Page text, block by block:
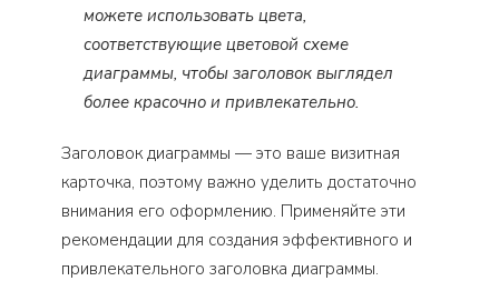
можете использовать цвета,
соответствующие цветовой схеме
диаграммы, чтобы заголовок выглядел
более красочно и привлекательно.
Заголовок диаграммы — это ваше визитная
карточка, поэтому важно уделить достаточно
внимания его оформлению. Применяйте эти
рекомендации для создания эффективного и
привлекательного заголовка диаграммы.